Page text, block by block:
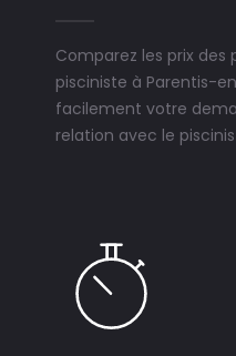
Comparez les prix des
pisciniste à Parentis-
facilement votre
relation avec le